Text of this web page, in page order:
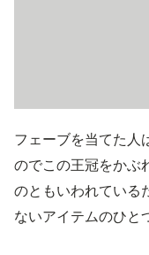
フェーブを当てた人
のでこの王冠をかぶ
のともいわれている
ないアイテムのひと